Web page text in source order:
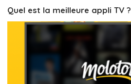
Quel est la meilleure appli TV ?